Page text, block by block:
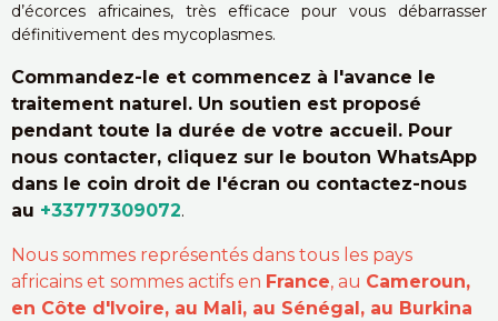
d’écorces africaines, très efficace pour vous débarrasser
définitivement des mycoplasmes.
Commandez-le et commencez à l'avance le
traitement naturel. Un soutien est proposé
pendant toute la durée de votre accueil. Pour
nous contacter, cliquez sur le bouton WhatsApp
dans le coin droit de l'écran ou contactez-nous
au +33777309072.
Nous sommes représentés dans tous les pays
africains et sommes actifs en France, au Cameroun,
en Côte d'Ivoire, au Mali, au Sénégal, au Burkina